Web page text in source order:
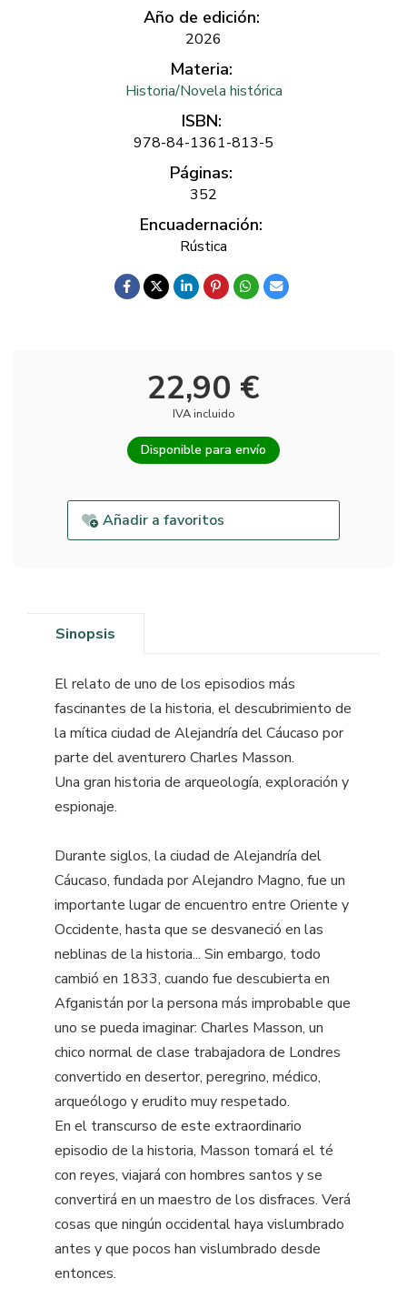
Año de edición:
2026
Materia:
Historia/Novela histórica
ISBN:
978-84-1361-813-5
Páginas:
352
Encuadernación:
Rústica
22,90 €
IVA incluido
Disponible para envío
Añadir a favoritos
Sinopsis
El relato de uno de los episodios más
fascinantes de la historia, el descubrimiento de
la mítica ciudad de Alejandría del Cáucaso por
parte del aventurero Charles Masson.
Una gran historia de arqueología, exploración y
espionaje.
Durante siglos, la ciudad de Alejandría del
Cáucaso, fundada por Alejandro Magno, fue un
importante lugar de encuentro entre Oriente y
Occidente, hasta que se desvaneció en las
neblinas de la historia... Sin embargo, todo
cambió en 1833, cuando fue descubierta en
Afganistán por la persona más improbable que
uno se pueda imaginar: Charles Masson, un
chico normal de clase trabajadora de Londres
convertido en desertor, peregrino, médico,
arqueólogo y erudito muy respetado.
En el transcurso de este extraordinario
episodio de la historia, Masson tomará el té
con reyes, viajará con hombres santos y se
convertirá en un maestro de los disfraces. Verá
cosas que ningún occidental haya vislumbrado
antes y que pocos han vislumbrado desde
entonces.